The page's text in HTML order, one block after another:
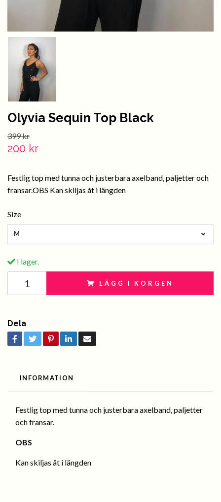
Olyvia Sequin Top Black
399 kr
200 kr
Festlig top med tunna och justerbara axelband, paljetter och
fransar.OBS Kan skiljas åt i längden
Size
M
I lager.
LÄGG I KORGEN
Dela
INFORMATION
Festlig top med tunna och justerbara axelband, paljetter
och fransar.
OBS
Kan skiljas åt i längden